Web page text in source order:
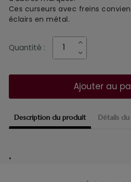
Description du produit Détails
•
Ces curseurs avec freins
éclairs en métal.
Quantité :
Ajouter au